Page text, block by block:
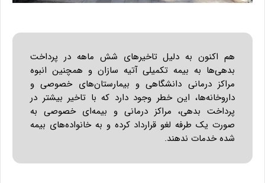
هم اکنون به دلیل تاخیرهای شش ماهه در پرداخت
بدهی‌ها به بیمه تکمیلی آتیه سازان و همچنین انبوه
مراکز درمانی دانشگاهی و بیمارستان‌های خصوصی و
داروخانه‌ها، این خطر وجود دارد که با تاخیر بیشتر در
پرداخت بدهی، مراکز درمانی و بیمه‌ای خصوصی به
صورت یک طرفه لغو قرارداد کرده و به خانواده‌های بیمه
شده خدمات ندهند.